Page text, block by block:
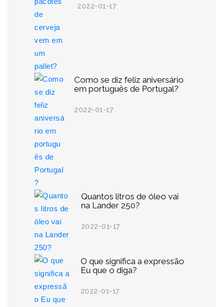
2022-01-17
Como se diz feliz aniversário
em português de Portugal?
2022-01-17
Quantos litros de óleo vai
na Lander 250?
2022-01-17
O que significa a expressão
Eu que o diga?
2022-01-17